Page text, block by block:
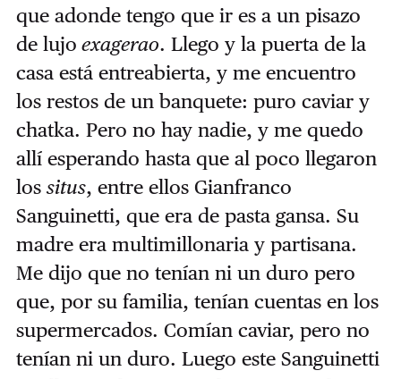
que adonde tengo que ir es a un pisazo
de lujo exagerao. Llego y la puerta de la
casa está entreabierta, y me encuentro
los restos de un banquete: puro caviar y
chatka. Pero no hay nadie, y me quedo
allí esperando hasta que al poco llegaron
los situs, entre ellos Gianfranco
Sanguinetti, que era de pasta gansa. Su
madre era multimillonaria y partisana.
Me dijo que no tenían ni un duro pero
que, por su familia, tenían cuentas en los
supermercados. Comían caviar, pero no
tenían ni un duro. Luego este Sanguinetti